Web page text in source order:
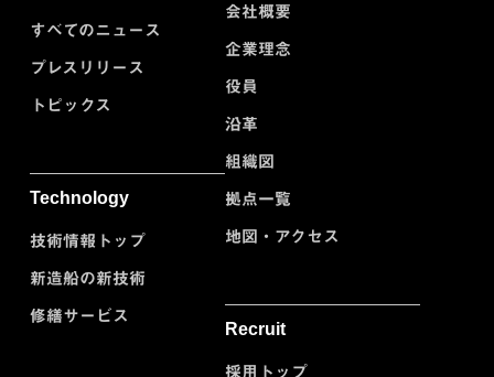
すべてのニュース
プレスリリース
トピックス
Technology
技術情報トップ
新造船の新技術
修繕サービス
会社概要
企業理念
役員
沿革
組織図
拠点一覧
地図・アクセス
Recruit
採用トップ